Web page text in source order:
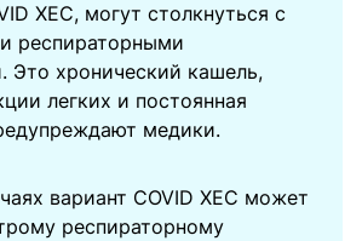
XEC, могут столкнуться с
респираторными
Это хронический кашель,
легких и постоянная
медики.
вариант COVID XEC может
респираторному